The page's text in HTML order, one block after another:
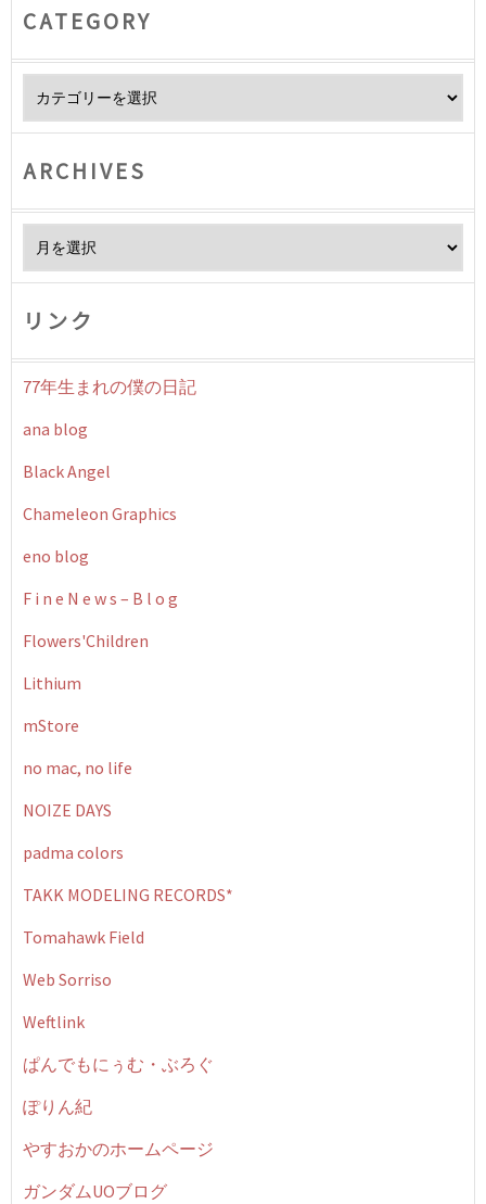
CATEGORY
ARCHIVES
リンク
77年生まれの僕の日記
ana blog
Black Angel
Chameleon Graphics
eno blog
F i n e N e w s – B l o g
Flowers'Children
Lithium
mStore
no mac, no life
NOIZE DAYS
padma colors
TAKK MODELING RECORDS*
Tomahawk Field
Web Sorriso
Weftlink
ぱんでもにぅむ・ぶろぐ
ぽりん紀
やすおかのホームページ
ガンダムUOブログ